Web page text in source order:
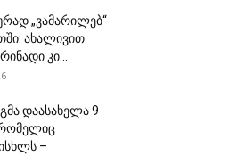
„ვამარილებ“
ახალივით
კი...
დაასახელა 9
–